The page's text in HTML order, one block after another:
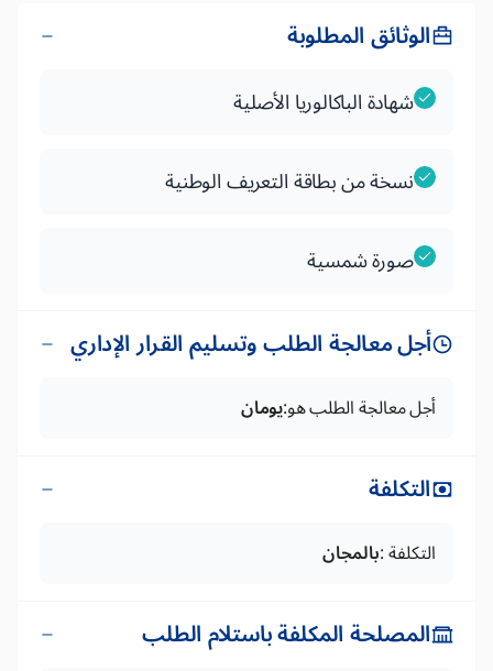
الوثائق المطلوبة
شهادة الباكالوريا الأصلية
نسخة من بطاقة التعريف الوطنية
صورة شمسية
أجل معالجة الطلب وتسليم القرار الإداري
أجل معالجة الطلب هو:يومان
التكلفة
التكلفة :بالمجان
المصلحة المكلفة باستلام الطلب